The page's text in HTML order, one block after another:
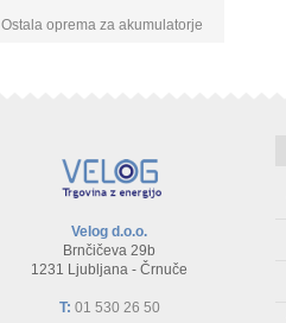
Ostala oprema za akumulatorje
Velog d.o.o.
Brnčičeva 29b
1231 Ljubljana - Črnuče
T: 01 530 26 50